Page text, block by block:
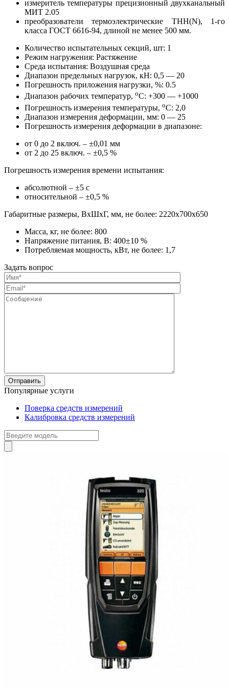
измеритель температуры прецизионный двухканальный
МИТ 2.05
преобразователи термоэлектрические ТНН(N), 1-го
класса ГОСТ 6616-94, длиной не менее 500 мм.
Количество испытательных секций, шт: 1
Режим нагружения: Растяжение
Среда испытания: Воздушная среда
Диапазон предельных нагрузок, кН: 0,5 — 20
Погрешность приложения нагрузки, %: 0.5
Диапазон рабочих температур, oC: +300 — +1000
Погрешность измерения температуры, oC: 2,0
Диапазон измерения деформации, мм: 0 — 25
Погрешность измерения деформации в диапазоне:
от 0 до 2 включ. – ±0,01 мм
от 2 до 25 включ. – ±0,5 %
Погрешность измерения времени испытания:
абсолютной – ±5 с
относительной – ±0,5 %
Габаритные размеры, ВхШхГ, мм, не более: 2220х700х650
Масса, кг, не более: 800
Напряжение питания, В: 400±10 %
Потребляемая мощность, кВт, не более: 1,7
Задать вопрос
Популярные услуги
Поверка средств измерений
Калибровка средств измерений